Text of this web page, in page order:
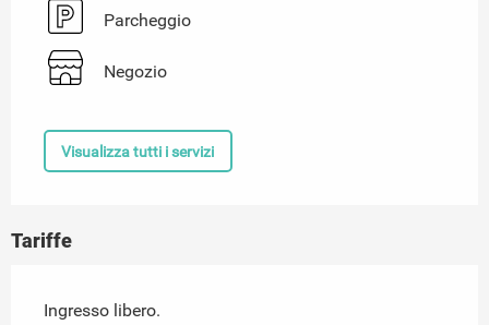
Parcheggio
Negozio
Visualizza tutti i servizi
Tariffe
Ingresso libero.